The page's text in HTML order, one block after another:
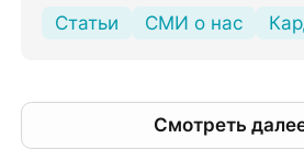
Статьи СМИ о нас
Смотреть